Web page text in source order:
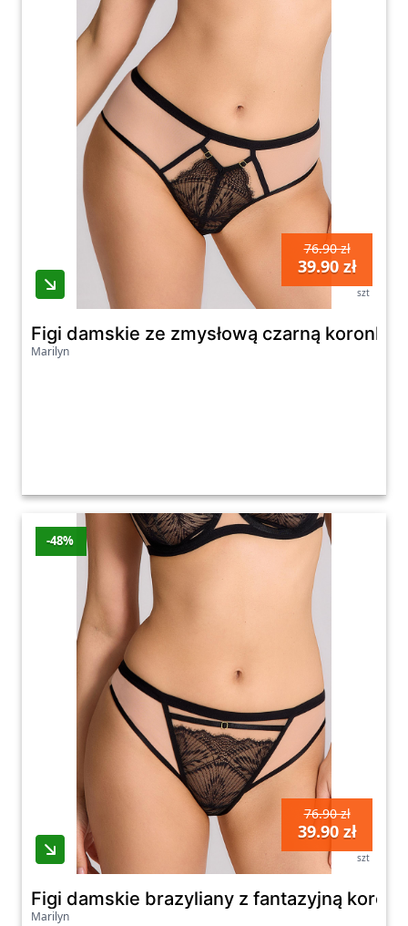
76.90 zł
39.90 zł
szt
Figi damskie ze zmysłową czarną
Marilyn
-48%
76.90 zł
39.90 zł
szt
Figi damskie brazyliany z fantazyjną
Marilyn